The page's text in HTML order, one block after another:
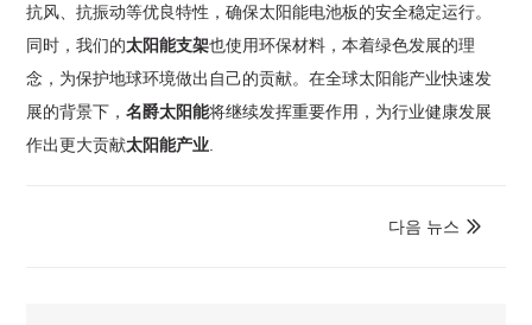
抗风、抗振动等优良特性，确保太阳能电池板的安全稳定运行。
同时，我们的太阳能支架也使用环保材料，本着绿色发展的理
念，为保护地球环境做出自己的贡献。在全球太阳能产业快速发
展的背景下，名爵太阳能将继续发挥重要作用，为行业健康发展
作出更大贡献太阳能产业

다음 뉴스